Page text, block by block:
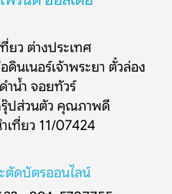
ยว ต่างประเทศ
ดินเนอร์เจ้าพระยา ตั๋วล่อง
ำน้ำ จอยทัวร์
ปส่วนตัว คุณภาพดี
เที่ยว 11/07424
ตัดบัตรออนไลน์